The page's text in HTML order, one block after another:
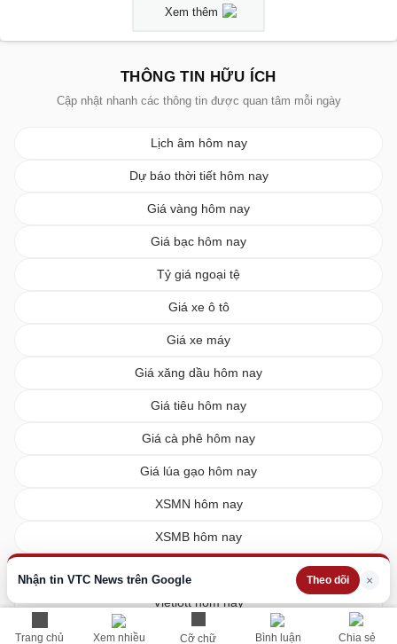
Trang chủ Xem nhiều Cỡ chữ Bình luận Chia sẻ
Nhận tin VTC News trên Google Theo dõi ×
Xem thêm
THÔNG TIN HỮU ÍCH
Cập nhật nhanh các thông tin được quan tâm mỗi ngày
Lịch âm hôm nay
Dự báo thời tiết hôm nay
Giá vàng hôm nay
Giá bạc hôm nay
Tỷ giá ngoại tệ
Giá xe ô tô
Giá xe máy
Giá xăng dầu hôm nay
Giá tiêu hôm nay
Giá cà phê hôm nay
Giá lúa gạo hôm nay
XSMN hôm nay
XSMB hôm nay
Vietlott hôm nay